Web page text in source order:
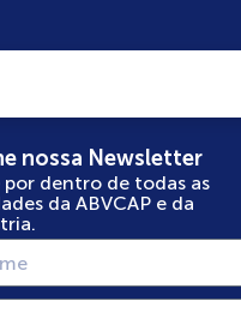
nossa Newsletter
por dentro de todas as
da ABVCAP e da